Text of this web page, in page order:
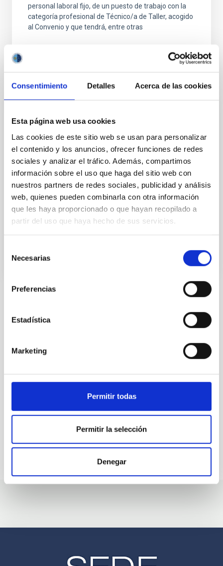
Consentimiento Detalles Acerca de las cookies
Esta página web usa cookies
Las cookies de este sitio web se usan para personalizar
el contenido y los anuncios, ofrecer funciones de redes
sociales y analizar el tráfico. Además, compartimos
información sobre el uso que haga del sitio web con
nuestros partners de redes sociales, publicidad y análisis
web, quienes pueden combinarla con otra información
que les haya proporcionado o que hayan recopilado a
partir del uso que haya hecho de sus servicios.
Necesarias
Preferencias
Estadística
Marketing
Permitir todas
Permitir la selección
Denegar
personal laboral fijo, de un puesto de trabajo con la
categoría profesional de Técnico/a de Taller, acogido
al Convenio y que tendrá, entre otras
MANTENIMIENTO GENERAL
OBSERVATORIOS (ORM-LA PALMA) - FIJO
LABORAL -PS-2026-031
Se convoca proceso selectivo para el ingreso, como
personal laboral fijo, de un puesto de trabajo con la
categoría profesional de Técnico/a Mantenimiento
General, acogido a Convenio y que tendrá
At the IAC we're always
talent.